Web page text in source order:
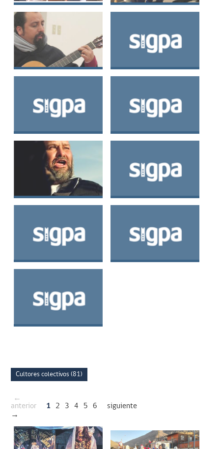
Rodrigo Eduardo Yau
Gallardo
Julio Del Carmen
Mario Enrique
Jaime Enrique
Leonardo David
Zamora Silva
Paulina Tamara
Juan Esteban
José Adrián Muñoz
Zenón Segundo
Juan Manuel
Mario Enrique Del
Cultores colectivos (81)
←
anterior
1 2 3 4 5 6
siguiente
→